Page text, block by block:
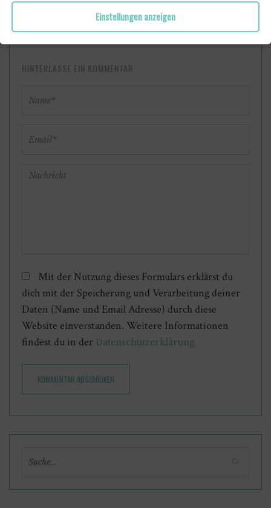
Einstellungen anzeigen
HINTERLASSE EIN KOMMENTAR
Mit der Nutzung dieses Formulars erklärst du
dich mit der Speicherung und Verarbeitung deiner
Daten (Name und Email Adresse) durch diese
Website einverstanden. Weitere Informationen
findest du in der Datenschutzerklärung
KOMMENTAR ABSCHICKEN